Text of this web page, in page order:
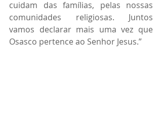
cuidam das famílias, pelas nossas
comunidades religiosas. Juntos
vamos declarar mais uma vez que
Osasco pertence ao Senhor Jesus.”